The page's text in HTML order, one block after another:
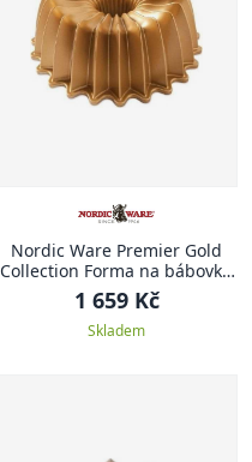
Nordic Ware Premier Gold
Collection Forma na bábovku
Brilliance, 26 cm
1 659 Kč
Skladem